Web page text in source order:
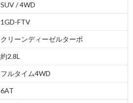
SUV / 4WD
1GD-FTV
クリーンディーゼルターボ
約2.8L
フルタイム4WD
6AT